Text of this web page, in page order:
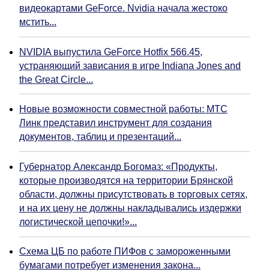
видеокартами GeForce. Nvidia начала жестоко
мстить...
NVIDIA выпустила GeForce Hotfix 566.45,
устраняющий зависания в игре Indiana Jones and
the Great Circle...
Новые возможности совместной работы: МТС
Линк представил инструмент для создания
документов, таблиц и презентаций...
Губернатор Александр Богомаз: «Продукты,
которые производятся на территории Брянской
области, должны присутствовать в торговых сетях,
и на их цену не должны накладывались издержки
логистической цепочки!»...
Схема ЦБ по работе ПИФов с замороженными
бумагами потребует изменения закона...